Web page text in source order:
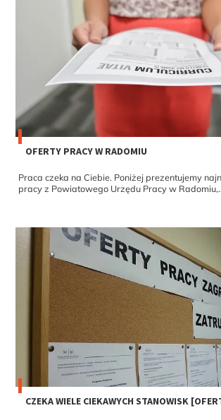
OFERTY PRACY W RADOMIU
Praca czeka na Ciebie. Poniżej prezentujemy
pracy z Powiatowego Urzędu Pracy w
CZEKA WIELE CIEKAWYCH STANOWISK